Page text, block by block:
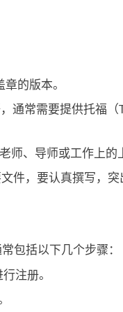
的版本。
通常需要提供托福（
师、导师或工作上的
件，要认真撰写，
包括以下几个步骤：
注册。